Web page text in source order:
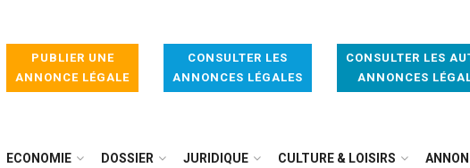
PUBLIER UNE
ANNONCE LÉGALE
CONSULTER LES
ANNONCES LÉGALES
CONSULTER LES
ANNONCES
ECONOMIE DOSSIER JURIDIQUE CULTURE & LOISIRS